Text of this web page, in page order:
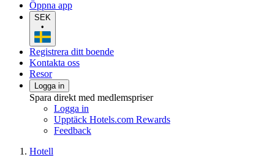
Öppna app
SEK
•
Registrera ditt boende
Kontakta oss
Resor
Logga in
Spara direkt med medlemspriser
Logga in
Upptäck Hotels.com Rewards
Feedback
Hotell